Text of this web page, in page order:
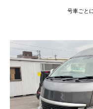
号車ごと